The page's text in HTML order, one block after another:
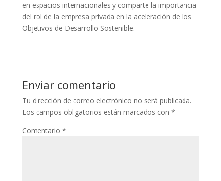
en espacios internacionales y comparte la importancia
del rol de la empresa privada en la aceleración de los
Objetivos de Desarrollo Sostenible.
Enviar comentario
Tu dirección de correo electrónico no será publicada.
Los campos obligatorios están marcados con *
Comentario *